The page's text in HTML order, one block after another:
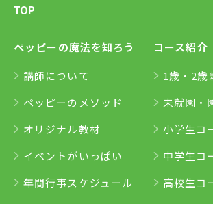
TOP
ペッピーの魔法を知ろう
講師について
ペッピーのメソッド
オリジナル教材
イベントがいっぱい
年間行事スケジュール
コース紹介
1歳・2歳
未就園・
小学生コ
中学生コ
高校生コ